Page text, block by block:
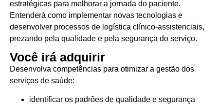
estratégicas para melhorar a jornada do paciente.
Entenderá como implementar novas tecnologias e
desenvolver processos de logística clínico-assistenciais,
prezando pela qualidade e pela segurança do serviço.
Você irá adquirir
Desenvolva competências para otimizar a gestão dos
serviços de saúde:
identificar os padrões de qualidade e segurança